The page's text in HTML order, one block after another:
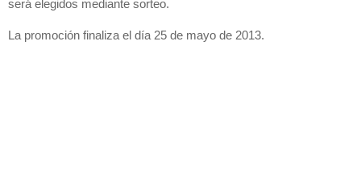
será elegidos mediante sorteo.
La promoción finaliza el día 25 de mayo de 2013.